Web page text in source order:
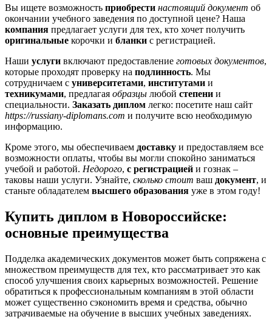
Вы ищете возможность приобрести настоящий документ об
окончании учебного заведения по доступной цене? Наша
компания предлагает услуги для тех, кто хочет получить
оригинальные корочки и бланки с регистрацией.
Наши услуги включают предоставление готовых документов,
которые проходят проверку на подлинность. Мы
сотрудничаем с университетами, институтами и
техникумами, предлагая образцы любой степени и
специальности. Заказать диплом легко: посетите наш сайт
https://russiany-diplomans.com и получите всю необходимую
информацию.
Кроме этого, мы обеспечиваем доставку и предоставляем все
возможности оплаты, чтобы вы могли спокойно заниматься
учебой и работой. Недорого, с регистрацией и гознак –
таковы наши услуги. Узнайте, сколько стоит ваш документ, и
станьте обладателем высшего образования уже в этом году!
Купить диплом в Новороссийске:
основные преимущества
Подделка академических документов может быть сопряжена с
множеством преимуществ для тех, кто рассматривает это как
способ улучшения своих карьерных возможностей. Решение
обратиться к профессиональным компаниям в этой области
может существенно сэкономить время и средства, обычно
затрачиваемые на обучение в высших учебных заведениях.